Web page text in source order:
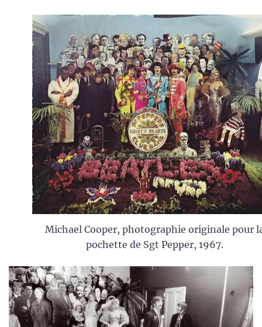
Michael Cooper, photographie originale pour
pochette de Sgt Pepper, 1967.